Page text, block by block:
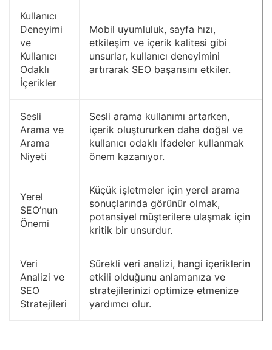
Kullanıcı
Deneyimi
ve
Kullanıcı
Odaklı
İçerikler
Mobil uyumluluk, sayfa hızı,
etkileşim ve içerik kalitesi gibi
unsurlar, kullanıcı deneyimini
artırarak SEO başarısını etkiler.
Sesli
Arama ve
Arama
Niyeti
Sesli arama kullanımı artarken,
içerik oluştururken daha doğal ve
kullanıcı odaklı ifadeler kullanmak
önem kazanıyor.
Yerel
SEO’nun
Önemi
Küçük işletmeler için yerel arama
sonuçlarında görünür olmak,
potansiyel müşterilere ulaşmak için
kritik bir unsurdur.
Veri
Analizi ve
SEO
Stratejileri
Sürekli veri analizi, hangi içeriklerin
etkili olduğunu anlamanıza ve
stratejilerinizi optimize etmenize
yardımcı olur.